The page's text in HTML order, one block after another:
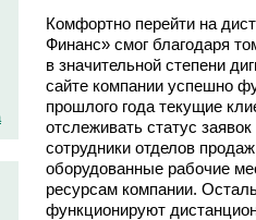
Комфортно перейти на
Финанс» смог благодаря
в значительной степени
сайте компании успешно
прошлого года текущие
отслеживать статус
сотрудники отделов
оборудованные рабочие
ресурсам компании.
функционируют